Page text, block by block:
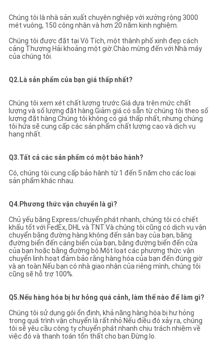
Chúng tôi là nhà sản xuất chuyên nghiệp với xưởng rộng 3000
mét vuông, 150 công nhân và hơn 20 năm kinh nghiệm.
Chúng tôi được đặt tại Vô Tích, một thành phố xinh đẹp cách
cảng Thượng Hải khoảng một giờ.Chào mừng đến với Nhà máy
của chúng tôi.
Q2.Là sản phẩm của bạn giá thấp nhất?
Chúng tôi xem xét chất lượng trước.Giá dựa trên mức chất
lượng và số lượng đặt hàng.Giảm giá có sẵn từ chúng tôi theo số
lượng đặt hàng.Chúng tôi không có giá thấp nhất, nhưng chúng
tôi hứa sẽ cung cấp các sản phẩm chất lượng cao và dịch vụ
hạng nhất.
Q3.Tất cả các sản phẩm có một bảo hành?
Có, chúng tôi cung cấp bảo hành từ 1 đến 5 năm cho các loại
sản phẩm khác nhau.
Q4.Phương thức vận chuyển là gì?
Chủ yếu bằng Express/chuyển phát nhanh, chúng tôi có chiết
khấu tốt với FedEx, DHL và TNT.Và chúng tôi cũng có dịch vụ vận
chuyển bằng đường hàng không đến sân bay của bạn, bằng
đường biển đến cảng biển của bạn, bằng đường biển đến cửa
của bạn hoặc bằng đường bộ.Một loạt các phương thức vận
chuyển linh hoạt đảm bảo rằng hàng hóa của bạn đến đúng giờ
và an toàn.Nếu bạn có nhà giao nhận của riêng mình, chúng tôi
cũng sẽ hỗ trợ 100%.
Q5.Nếu hàng hóa bị hư hỏng quá cảnh, làm thế nào để làm gì?
Chúng tôi sử dụng gói ổn định, khả năng hàng hóa bị hư hỏng
trong quá trình vận chuyển là rất nhỏ.Nếu điều đó xảy ra, chúng
tôi sẽ yêu cầu công ty chuyển phát nhanh chịu trách nhiệm về
việc đó và thanh toán tổn thất cho bạn.Đừng lo.